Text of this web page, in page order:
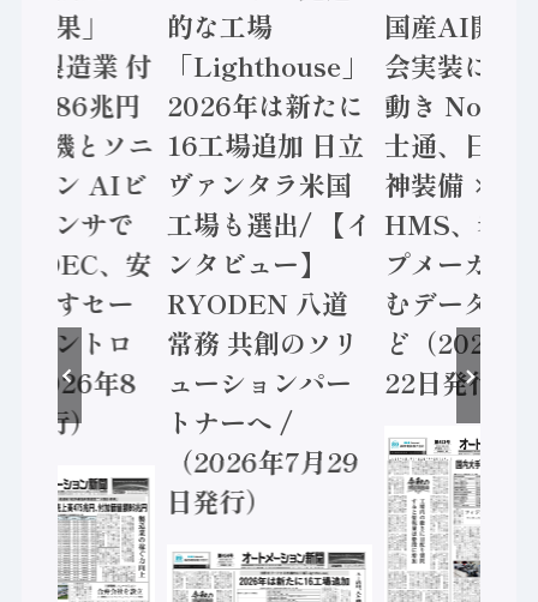
結果」
年製造業 付
額86兆円
電機とソニ
コン AIビ
センサで
/ IDEC、安
かすセー
コントロ
2026年8
発行）
的な工場
「Lighthouse」
2026年は新たに
16工場追加 日立
ヴァンタラ米国
工場も選出/ 【イ
ンタビュー】
RYODEN 八道
常務 共創のソリ
ューションパー
トナーへ /
（2026年7月29
日発行）
国産AI開発
会実装に活
動き
士通、日立
神装備 ×
HMS、老舗
プメーカー
むデータ活
ど（2026年
22日発行）